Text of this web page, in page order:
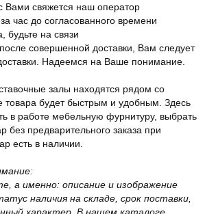
Вами свяжется наш оператор
час до согласованного времени
будьте на связи
после совершенной доставки, Вам следует
Надеемся на Ваше понимание.
залы находятся рядом со
товара будет быстрым и удобным. Здесь
в работе мебельную фурнитуру, выбрать
без предварительного заказа при
есть в наличии.
а именно: описание и изображение
наличия на складе, срок поставки,
характер. В нашем каталоге